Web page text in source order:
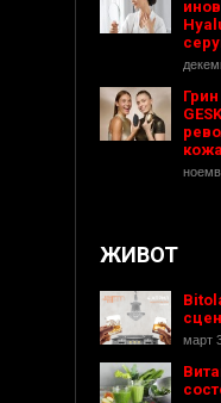
ЖИВОТ
март